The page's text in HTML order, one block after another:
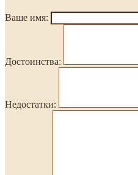
Ваше имя:
Достоинства:
Недостатки: